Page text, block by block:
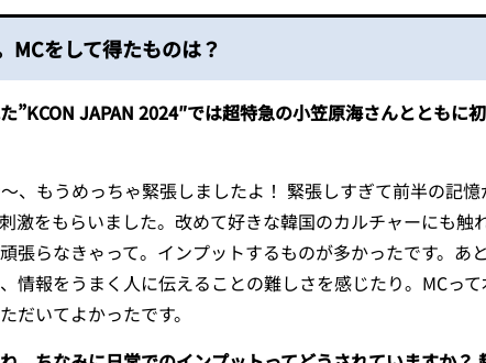
MCをして得たものは？
JAPAN 2024″では超特急の小笠原海さんとともに
、もうめっちゃ緊張しましたよ！ 緊張しすぎて前半の記
激をもらいました。改めて好きな韓国のカルチャーにも触
張らなきゃって。インプットするものが多かったです。あ
情報をうまく人に伝えることの難しさを感じたり。MCっ
だいてよかったです。